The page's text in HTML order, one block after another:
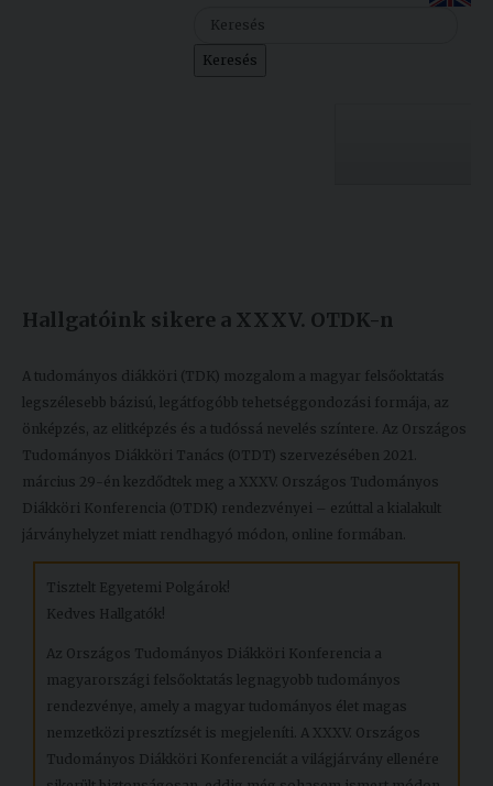
Sport
Junior
Akadémia
Keresés
Kutatás
Felvételizőknek
Kiadványok
Nemzetközi
kapcsolatok
Egyetemi
Lelkészség
Hallgatóink sikere a XXXV. OTDK-n
A tudományos diákköri (TDK) mozgalom a magyar felsőoktatás
legszélesebb bázisú, legátfogóbb tehetséggondozási formája, az
önképzés, az elitképzés és a tudóssá nevelés színtere. Az Országos
Tudományos Diákköri Tanács (OTDT) szervezésében 2021.
március 29-én kezdődtek meg a XXXV. Országos Tudományos
Diákköri Konferencia (OTDK) rendezvényei – ezúttal a kialakult
járványhelyzet miatt rendhagyó módon, online formában.
Tisztelt Egyetemi Polgárok!
Kedves Hallgatók!
Az Országos Tudományos Diákköri Konferencia a
magyarországi felsőoktatás legnagyobb tudományos
rendezvénye, amely a magyar tudományos élet magas
nemzetközi presztízsét is megjeleníti. A XXXV. Országos
Tudományos Diákköri Konferenciát a világjárvány ellenére